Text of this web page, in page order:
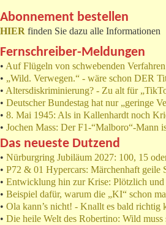
Abonnement bestellen
HIER finden Sie dazu alle Informationen
Fernschreiber-Meldungen
• Auf Flügeln von schwebenden
• „Wild. Verwegen.“ - wäre schon DER
• Altersdiskriminierung? - Zu alt für
• Deutscher Bundestag hat nur „geringe
• 8. Mai 1945: Als in Kallenhardt noch
• Jochen Mass: Der F1-“Malboro“-Mann
Das neueste Dutzend
• Nürburgring Jubiläum 2027: 100, 15
• P72 & 01 Hypercars: Märchenhaft geile
• Entwicklung hin zur Krise: Plötzlich und
• Beispiel dafür, warum die „KI“ schon
• Ola kann’s nicht! - Knallt es bald richtig
• Die heile Welt des Robertino: Wild muss